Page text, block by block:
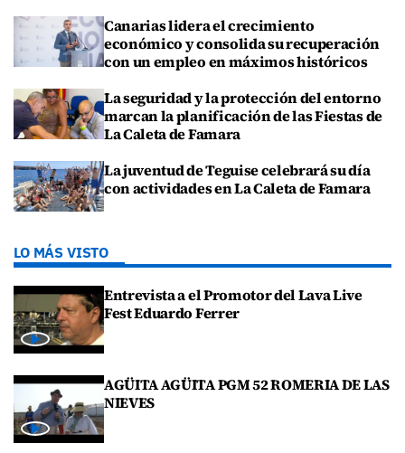
Canarias lidera el crecimiento
económico y consolida su recuperación
con un empleo en máximos históricos
La seguridad y la protección del entorno
marcan la planificación de las Fiestas de
La Caleta de Famara
La juventud de Teguise celebrará su día
con actividades en La Caleta de Famara
LO MÁS VISTO
Entrevista a el Promotor del Lava Live
Fest Eduardo Ferrer
AGÜITA AGÜITA PGM 52 ROMERIA DE LAS
NIEVES